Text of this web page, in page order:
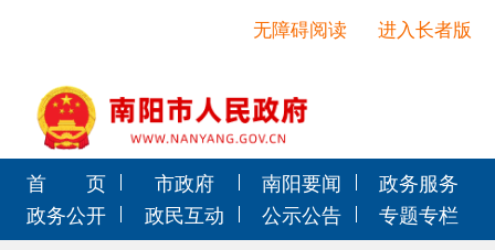
进入长者版
无障碍阅读
首 页 市政府 南阳要闻
政务服务
政务公开
政民互动 公示公告
专题专栏